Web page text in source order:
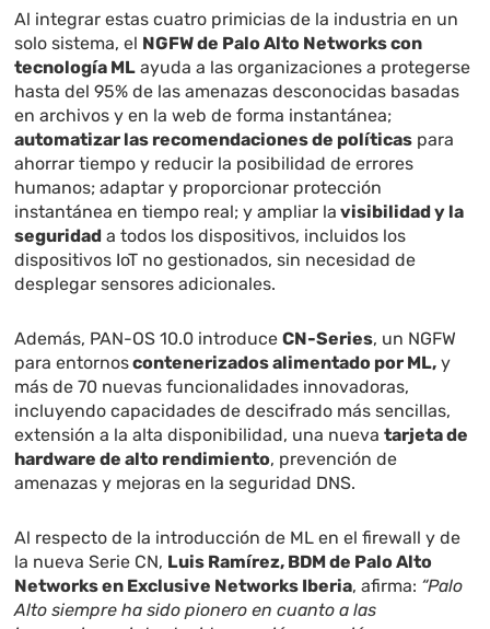
Al integrar estas cuatro primicias de la industria en un
solo sistema, el NGFW de Palo Alto Networks con
tecnología ML ayuda a las organizaciones a protegerse
hasta del 95% de las amenazas desconocidas basadas
en archivos y en la web de forma instantánea;
automatizar las recomendaciones de políticas para
ahorrar tiempo y reducir la posibilidad de errores
humanos; adaptar y proporcionar protección
instantánea en tiempo real; y ampliar la visibilidad y la
seguridad a todos los dispositivos, incluidos los
dispositivos IoT no gestionados, sin necesidad de
desplegar sensores adicionales.
Además, PAN-OS 10.0 introduceCN-Series, un NGFW
para entornoscontenerizados alimentado por ML, y
más de 70 nuevas funcionalidades innovadoras,
incluyendo capacidades de descifrado más sencillas,
extensión a la alta disponibilidad, una nuevatarjeta de
hardware de alto rendimiento, prevención de
amenazas y mejoras en la seguridad DNS.
Al respecto de la introducción de ML en el firewall y de
la nueva Serie CN, Luis Ramírez, BDM de Palo Alto
Networks en Exclusive Networks Iberia, afirma: “Palo
Alto siempre ha sido pionero en cuanto a las